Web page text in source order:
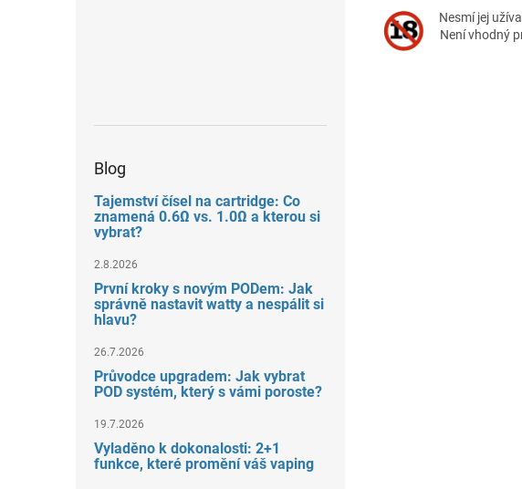
Blog
Tajemství čísel na cartridge: Co
znamená 0.6Ω vs. 1.0Ω a kterou si
vybrat?
2.8.2026
První kroky s novým PODem: Jak
správně nastavit watty a nespálit si
hlavu?
26.7.2026
Průvodce upgradem: Jak vybrat
POD systém, který s vámi poroste?
19.7.2026
Vyladěno k dokonalosti: 2+1
funkce, které promění váš vaping
Nesmí jej
Není vhodný